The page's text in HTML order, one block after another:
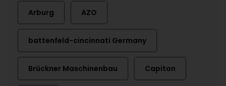
Arburg AZO
battenfeld-cincinnati Germany
Brückner Maschinenbau Capiton